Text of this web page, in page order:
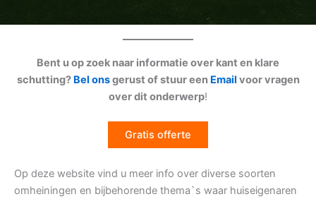
Bent u op zoek naar informatie over kant en klare
schutting? Bel onsgerust of stuur een Email voor vragen
over dit onderwerp!
Gratis offerte
Op deze website vind u meer info over diverse soorten
omheiningen en bijbehorende thema`s waar huiseigenaren